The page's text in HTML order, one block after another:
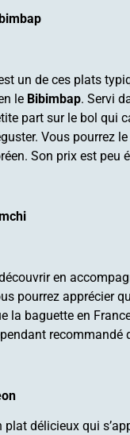
un de ces plats
le Bibimbap. Servi
part sur le bol qui
Vous pourrez
Son prix est peu
en
pourrez apprécier
la baguette en
recommandé
plat délicieux qui